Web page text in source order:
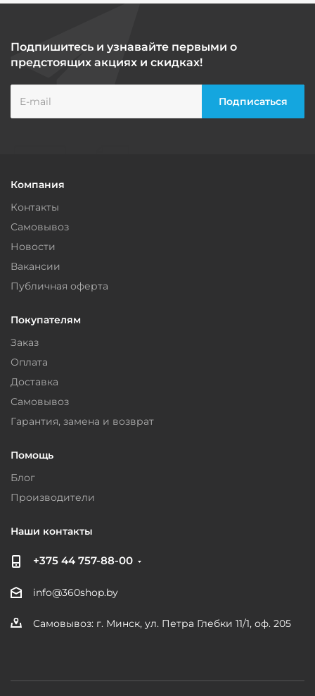
Подпишитесь и узнавайте первыми о
предстоящих акциях и скидках!
Компания
Контакты
Самовывоз
Новости
Вакансии
Публичная оферта
Покупателям
Заказ
Оплата
Доставка
Самовывоз
Гарантия, замена и возврат
Помощь
Блог
Производители
Наши контакты
+375 44 757-88-00
info@360shop.by
Самовывоз: г. Минск, ул. Петра Глебки 11/1, оф. 205